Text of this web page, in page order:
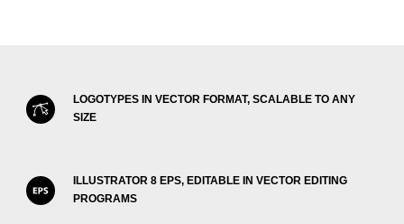
LOGOTYPES IN VECTOR FORMAT, SCALABLE TO ANY
SIZE
ILLUSTRATOR 8 EPS, EDITABLE IN VECTOR EDITING
PROGRAMS